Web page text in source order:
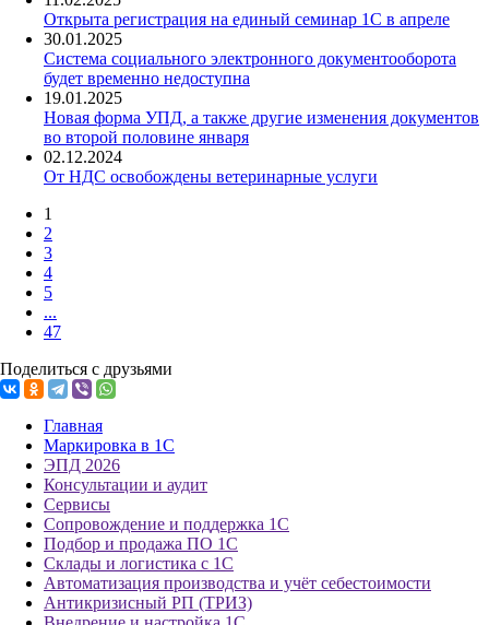
Открыта регистрация на единый семинар 1С в апреле
30.01.2025
Система социального электронного документооборота
будет временно недоступна
19.01.2025
Новая форма УПД, а также другие изменения документов
во второй половине января
02.12.2024
От НДС освобождены ветеринарные услуги
1
2
3
4
5
...
47
Поделиться с друзьями
Главная
Маркировка в 1С
ЭПД 2026
Консультации и аудит
Сервисы
Сопровождение и поддержка 1С
Подбор и продажа ПО 1С
Склады и логистика с 1С
Автоматизация производства и учёт себестоимости
Антикризисный РП (ТРИЗ)